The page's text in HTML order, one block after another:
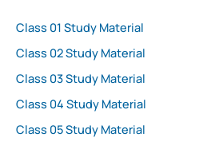
Class 01 Study Material
Class 02 Study Material
Class 03 Study Material
Class 04 Study Material
Class 05 Study Material